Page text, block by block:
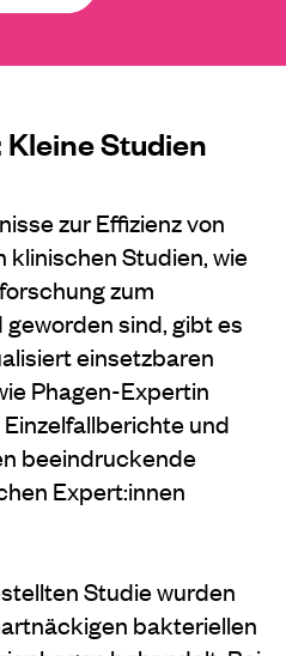
Studien
zur Effizienz von
klinischen Studien, wie
zum
sind, gibt es
einsetzbaren
Phagen-Expertin
und
beeindruckende
Expert:innen
Studie wurden
bakteriellen